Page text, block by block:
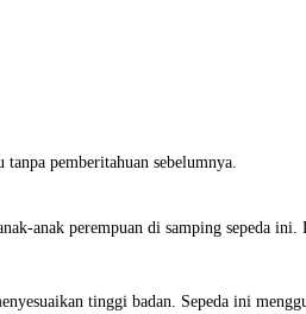
pemberitahuan sebelumnya.
anak perempuan di samping sepeda
tinggi badan. Sepeda ini